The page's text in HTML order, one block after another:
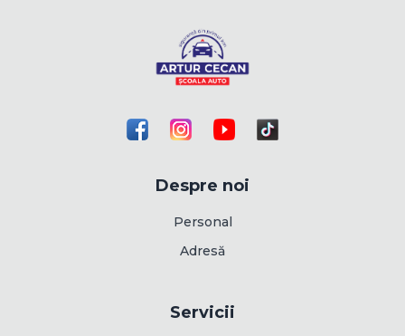
Despre noi
Personal
Adresă
Servicii